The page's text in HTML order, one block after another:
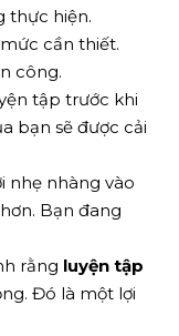
thực hiện.
cần thiết.
công.
tập trước khi
bạn sẽ được cải
nhẹ nhàng vào
Bạn đang
rằng luyện tập
Đó là một lợi